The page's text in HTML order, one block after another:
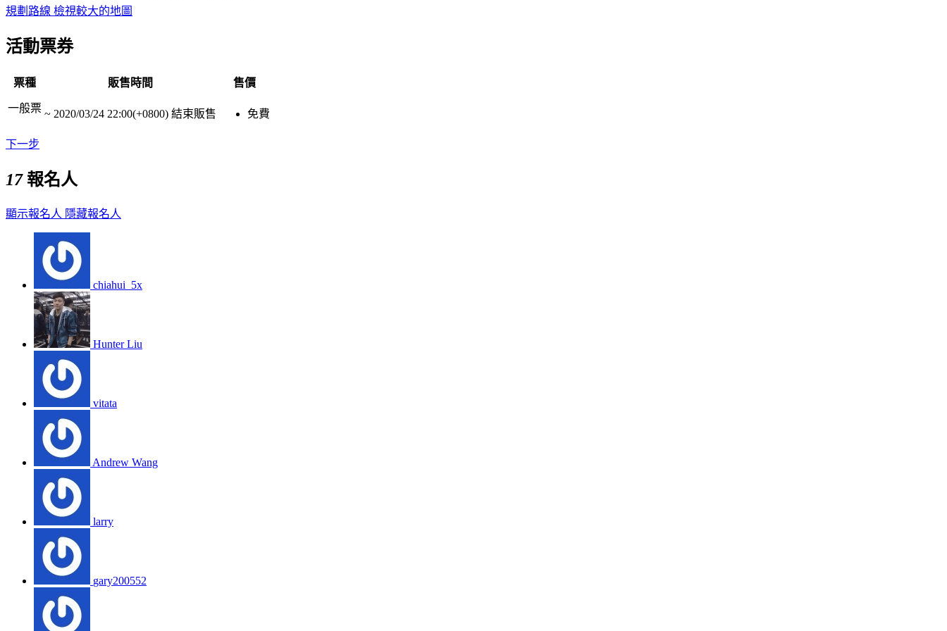
規劃路線 檢視較大的地圖
活動票券
票種 販售時間 售價
一般票 ~ 2020/03/24 22:00(+0800) 結束販售 免費
下一步
17報名人
顯示報名人 隱藏報名人
chiahui_5x
Hunter Liu
vitata
Andrew Wang
larry
gary200552